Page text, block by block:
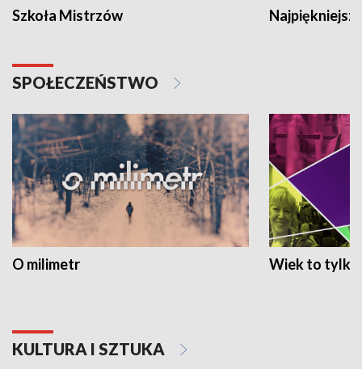
Szkoła Mistrzów
SPOŁECZEŃSTWO
O milimetr Wiek to tylko
KULTURA I SZTUKA